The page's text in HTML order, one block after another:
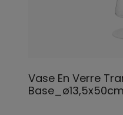
Vase En Verre
Base_ø13,5x50cm